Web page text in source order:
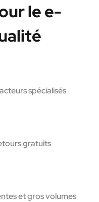
le e-
spécialisés
gratuits
et gros volumes